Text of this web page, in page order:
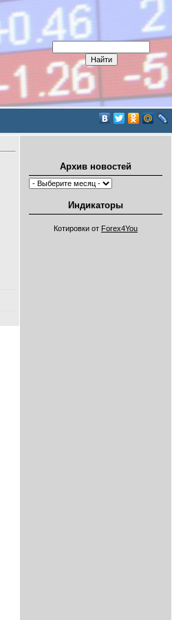
Архив новостей
Индикаторы
Котировки от Forex4You